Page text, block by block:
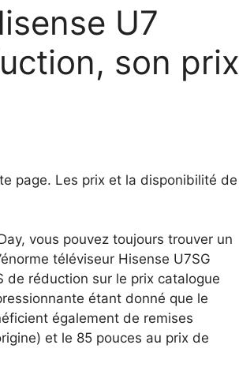
U7
son prix
page. Les prix et la disponibilité de
vous pouvez toujours trouver un
téléviseur Hisense U7SG
de réduction sur le prix catalogue
étant donné que le
également de remises
et le 85 pouces au prix de